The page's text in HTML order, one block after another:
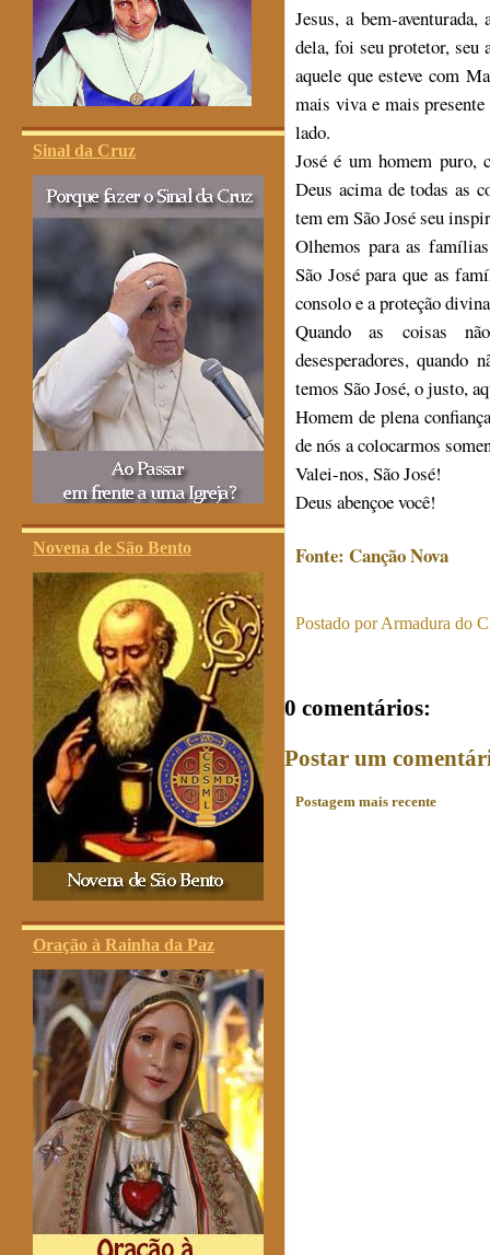
Sinal da Cruz
Novena de São Bento
Oração à Rainha da Paz
Jesus, a bem-
dela, foi seu protetor, seu
aquele que esteve com
mais viva e mais
lado.
José é um homem puro,
Deus acima de todas as
tem em São José seu
Olhemos para as
São José para que as
consolo e a proteção
Quando as coisas
desesperadores, quando
temos São José, o justo,
Homem de plena
de nós a colocarmos
Valei-nos, São José!
Deus abençoe você!
Fonte: Canção Nova
Postado porArmadura do
0 comentários:
Postar um
Postagem mais recente